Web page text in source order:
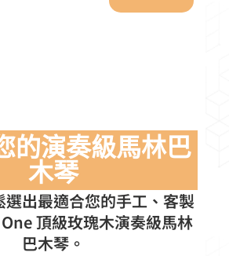
的演奏級馬林巴
木琴
選出最適合您的手工、客製
頂級玫瑰木演奏級馬林
巴木琴。